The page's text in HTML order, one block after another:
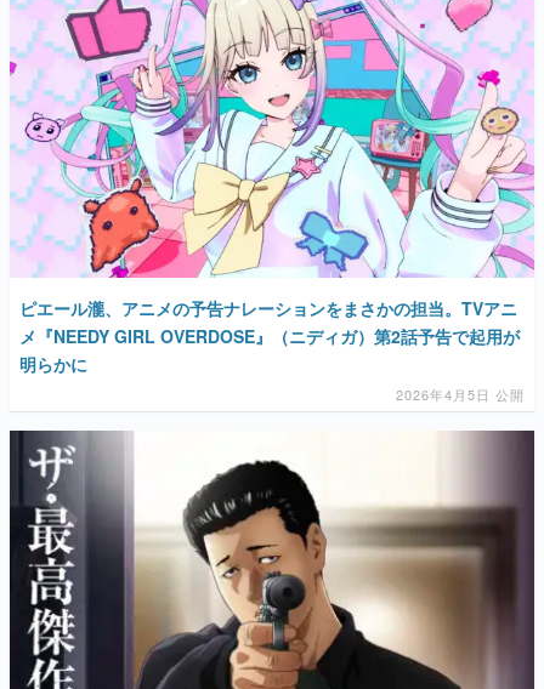
ピエール瀧、アニメの予告ナレーションをまさかの担当。TVアニ
メ『NEEDY GIRL OVERDOSE』（ニディガ）第2話予告で起用が
明らかに
2026年4月5日 公開